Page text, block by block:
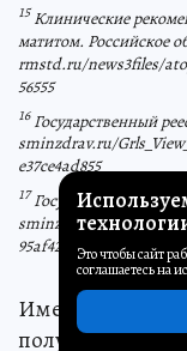
15 Клинические
матитом. Российское
rmstd.ru/news3files/
56555
16Государственный
sminzdrav.ru/
e37ce4ad855
17Государственный
sminzdrav.ru/
95af4260836f
Имеются
получить
Это чтобы сайт
соглашаетесь на